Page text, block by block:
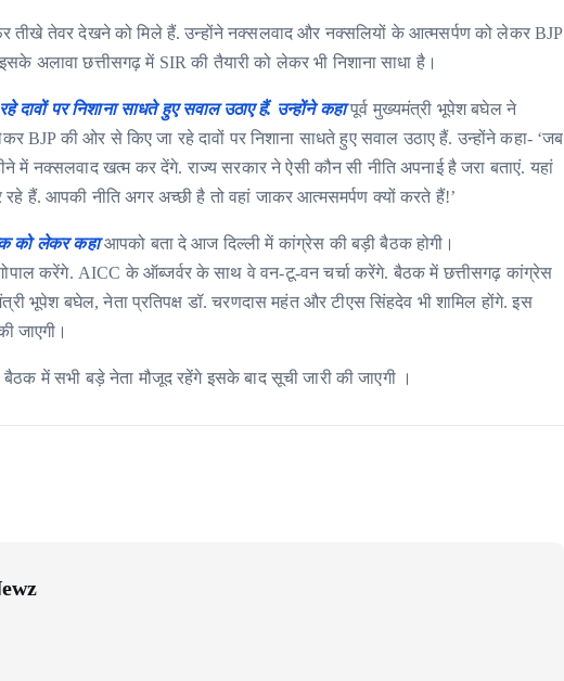
तीखे तेवर देखने को मिले हैं. उन्होंने नक्सलवाद और नक्सलियों के आत्मसर्पण को लेकर BJP
अलावा छत्तीसगढ़ में SIR की तैयारी को लेकर भी निशाना साधा है।
पर निशाना साधते हुए सवाल उठाए हैं. उन्होंने कहापूर्व मुख्यमंत्री भूपेश बघेल ने
की ओर से किए जा रहे दावों पर निशाना साधते हुए सवाल उठाए हैं. उन्होंने कहा- ‘जब
में नक्सलवाद खत्म कर देंगे. राज्य सरकार ने ऐसी कौन सी नीति अपनाई है जरा बताएं. यहां
हैं. आपकी नीति अगर अच्छी है तो वहां जाकर आत्मसमर्पण क्यों करते हैं!’
को लेकर कहाआपको बता दे आज दिल्ली में कांग्रेस की बड़ी बैठक होगी।
करेंगे. AICC के ऑब्जर्वर के साथ वे वन-टू-वन चर्चा करेंगे. बैठक में छत्तीसगढ़ कांग्रेस
भूपेश बघेल, नेता प्रतिपक्ष डॉ. चरणदास महंत और टीएस सिंहदेव भी शामिल होंगे. इस
जाएगी।
में सभी बड़े नेता मौजूद रहेंगे इसके बाद सूची जारी की जाएगी ।